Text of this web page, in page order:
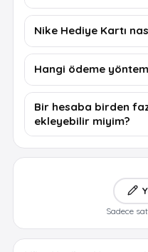
Nike Hediye Kartı
Hangi ödeme
Bir hesaba birden
ekleyebilir miyim?
Sadece